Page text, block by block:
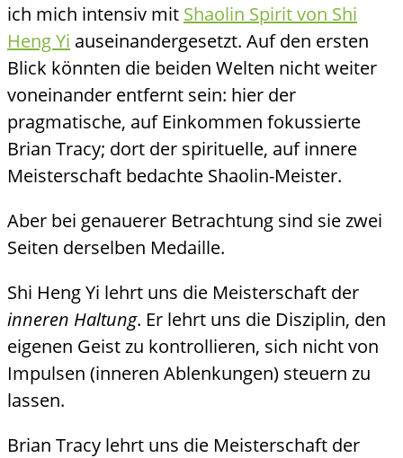
ich mich intensiv mit Shaolin Spirit von Shi
Heng Yi auseinandergesetzt. Auf den ersten
Blick könnten die beiden Welten nicht weiter
voneinander entfernt sein: hier der
pragmatische, auf Einkommen fokussierte
Brian Tracy; dort der spirituelle, auf innere
Meisterschaft bedachte Shaolin-Meister.
Aber bei genauerer Betrachtung sind sie zwei
Seiten derselben Medaille.
Shi Heng Yi lehrt uns die Meisterschaft der
inneren Haltung. Er lehrt uns die Disziplin, den
eigenen Geist zu kontrollieren, sich nicht von
Impulsen (inneren Ablenkungen) steuern zu
lassen.
Brian Tracy lehrt uns die Meisterschaft der